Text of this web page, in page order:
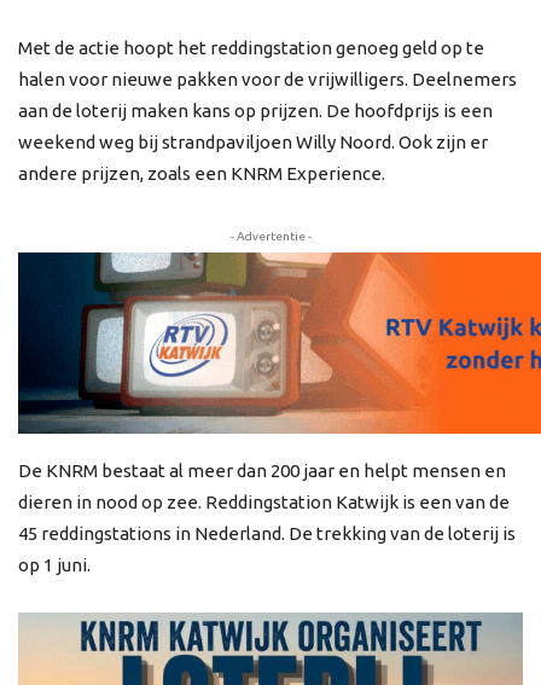
Met de actie hoopt het reddingstation genoeg geld op te
halen voor nieuwe pakken voor de vrijwilligers. Deelnemers
aan de loterij maken kans op prijzen. De hoofdprijs is een
weekend weg bij strandpaviljoen Willy Noord. Ook zijn er
andere prijzen, zoals een KNRM Experience.
- Advertentie -
De KNRM bestaat al meer dan 200 jaar en helpt mensen en
dieren in nood op zee. Reddingstation Katwijk is een van de
45 reddingstations in Nederland. De trekking van de loterij is
op 1 juni.